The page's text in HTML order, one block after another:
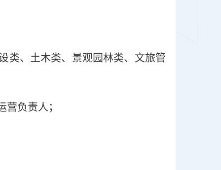
类、土木类、景观园林类、文旅管
负责人；